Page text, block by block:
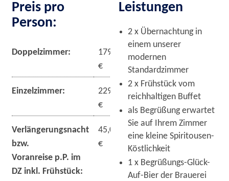
Preis pro
Person:
Doppelzimmer:
179,00
€
Einzelzimmer:
229,00
€
Verlängerungsnacht
bzw.
Voranreise p.P. im
DZ inkl. Frühstück:
45,00
€
Leistungen
2 x Übernachtung in
einem unserer
modernen
Standardzimmer
2 x Frühstück vom
reichhaltigen Buffet
als Begrüßung erwartet
Sie auf Ihrem Zimmer
eine kleine Spiritousen-
Köstlichkeit
1 x Begrüßungs-Glück-
Auf-Bier der Brauerei